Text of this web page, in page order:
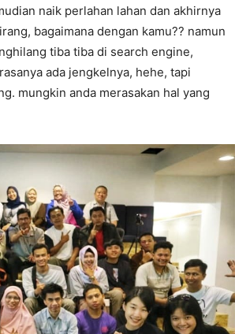
naik perlahan lahan dan akhirnya
bagaimana dengan kamu?? namun
tiba tiba di search engine,
ada jengkelnya, hehe, tapi
mungkin anda merasakan hal yang